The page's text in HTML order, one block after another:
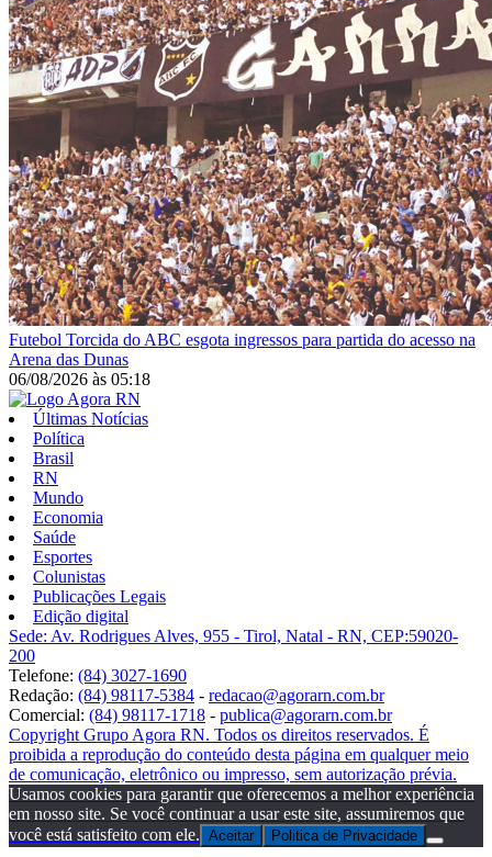
Futebol Torcida do ABC esgota ingressos para partida do acesso na
Arena das Dunas
06/08/2026 às 05:18
Últimas Notícias
Política
Brasil
RN
Mundo
Economia
Saúde
Esportes
Colunistas
Publicações Legais
Edição digital
Sede: Av. Rodrigues Alves, 955 - Tirol, Natal - RN, CEP:59020-
200
Telefone: (84) 3027-1690
Redação: (84) 98117-5384 - redacao@agorarn.com.br
Comercial: (84) 98117-1718 - publica@agorarn.com.br
Copyright Grupo Agora RN. Todos os direitos reservados. É
proibida a reprodução do conteúdo desta página em qualquer meio
de comunicação, eletrônico ou impresso, sem autorização prévia.
Usamos cookies para garantir que oferecemos a melhor experiência
em nosso site. Se você continuar a usar este site, assumiremos que
você está satisfeito com ele. Aceitar Politica de Privacidade